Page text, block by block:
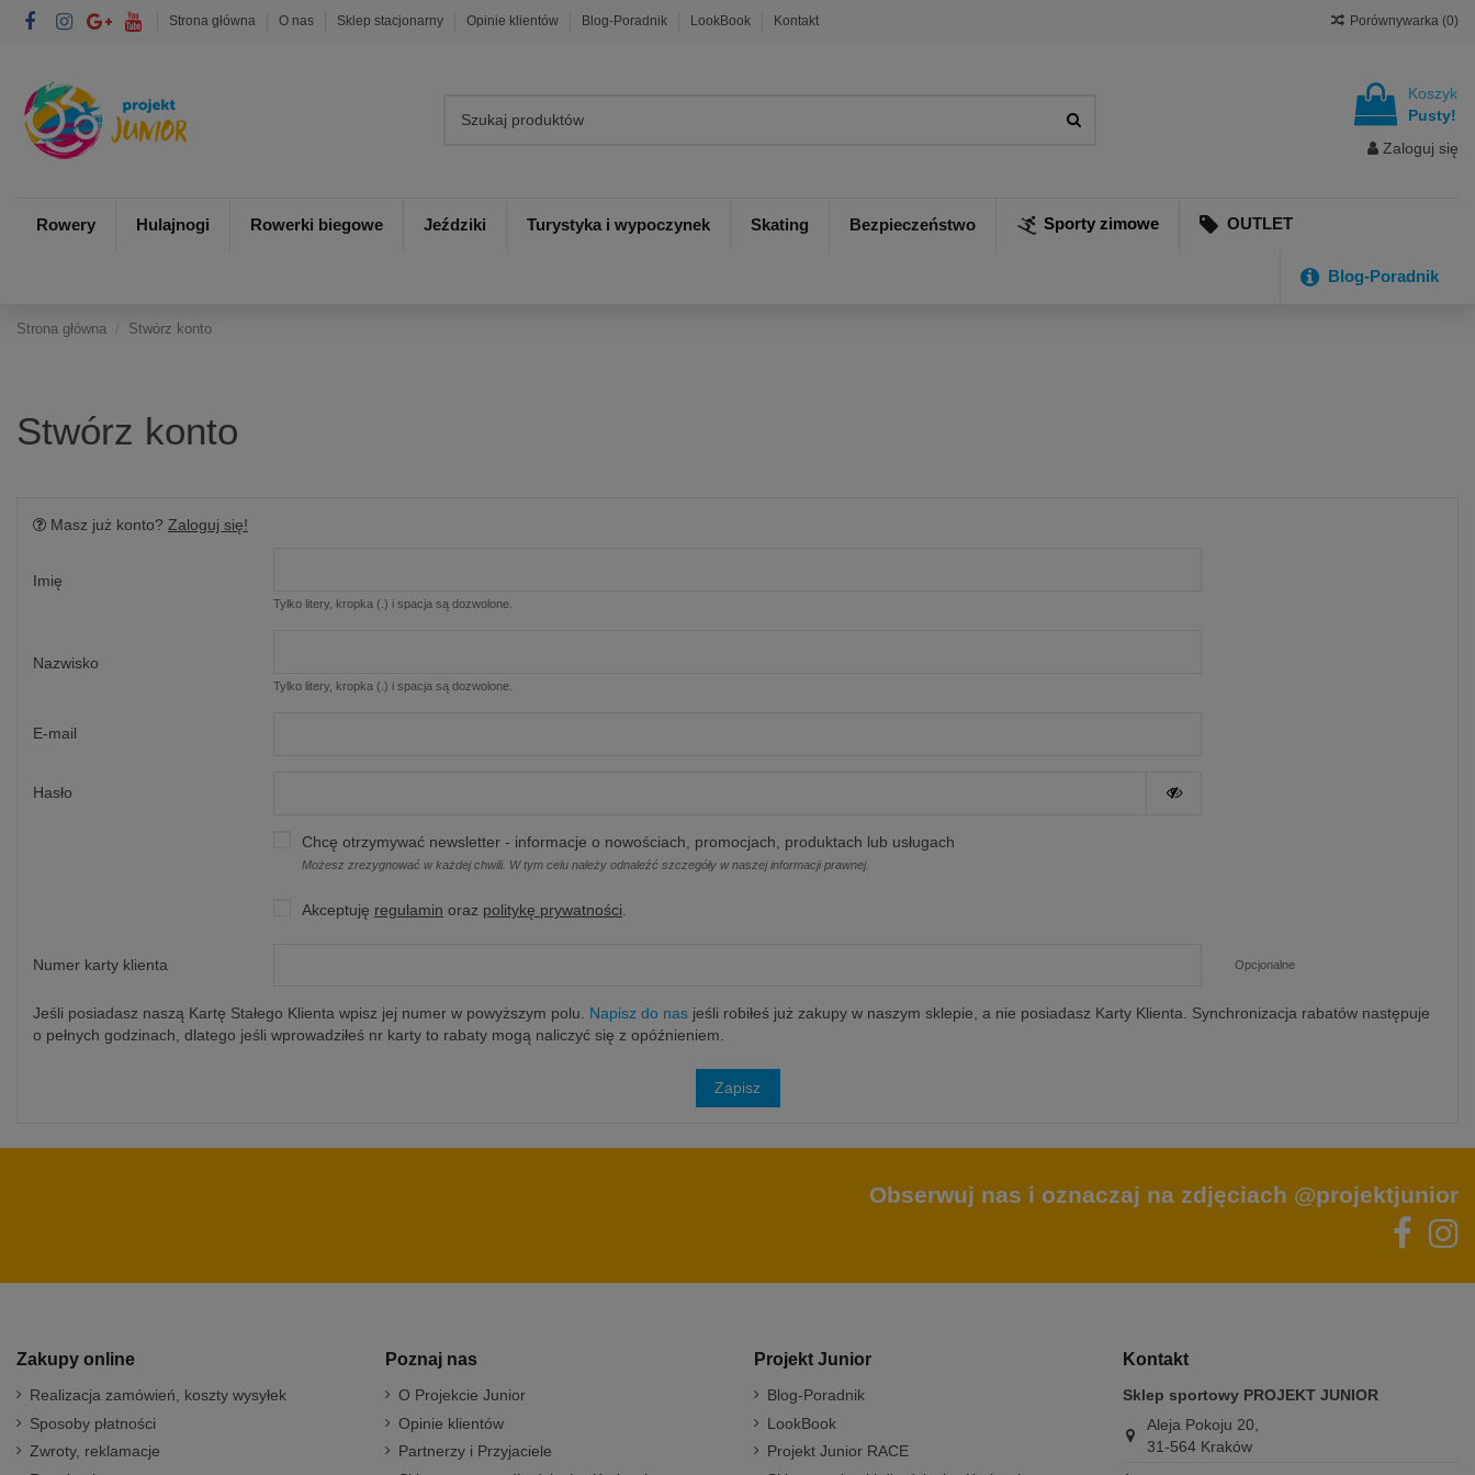
Strona główna O nas Sklep stacjonarny Opinie klientów Blog-Poradnik LookBook Kontakt Porównywarka (0)
Koszyk
Pusty!
Zaloguj się
Rowery Hulajnogi Rowerki biegowe Jeździki Turystyka i wypoczynek Skating Bezpieczeństwo Sporty zimowe OUTLET
Blog-Poradnik
Strona główna Stwórz konto
Stwórz konto
Masz już konto? Zaloguj się!
Imię
Tylko litery, kropka (.) i spacja są dozwolone.
Nazwisko
Tylko litery, kropka (.) i spacja są dozwolone.
E-mail
Hasło
Chcę otrzymywać newsletter - informacje o nowościach, promocjach, produktach lub usługach
Możesz zrezygnować w każdej chwili. W tym celu należy odnaleźć szczegóły w naszej informacji prawnej.
Akceptuję regulamin oraz politykę prywatności
Numer karty klienta Opcjonalne
Jeśli posiadasz naszą Kartę Stałego Klienta wpisz jej numer w powyższym polu. Napisz do nas jeśli robiłeś już zakupy w naszym sklepie, a nie posiadasz Karty Klienta. Synchronizacja rabatów następuje
o pełnych godzinach, dlatego jeśli wprowadziłeś nr karty to rabaty mogą naliczyć się z opóźnieniem.
Zapisz
Obserwuj nas i oznaczaj na zdjęciach @projektjunior
Zakupy online
Realizacja zamówień, koszty wysyłek
Sposoby płatności
Zwroty, reklamacje
Poznaj nas
O Projekcie Junior
Opinie klientów
Partnerzy i Przyjaciele
Projekt Junior
Blog-Poradnik
LookBook
Projekt Junior RACE
Kontakt
Sklep sportowy PROJEKT JUNIOR
Aleja Pokoju 20,
31-564 Kraków